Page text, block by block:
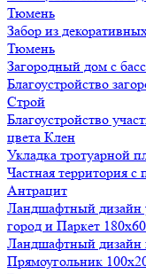
Тюмень
Забор из
Тюмень
Загородный дом с
Благоустройство
Строй
Благоустройство
цвета Клен
Укладка тротуарной
Частная территория
Антрацит
Ландшафтный дизайн
город и Паркет
Ландшафтный дизайн
Прямоугольник